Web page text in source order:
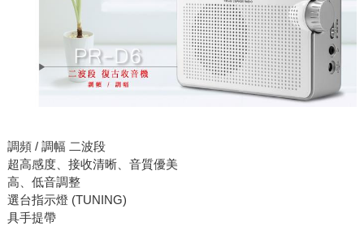
調頻 / 調幅 二波段
超高感度、接收清晰、音質優美
高、低音調整
選台指示燈 (TUNING)
具手提帶